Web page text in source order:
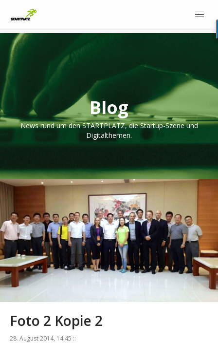
Blog
News rund um den STARTPLATZ, die Startup-Szene und
Digitalthemen.
Foto 2 Kopie 2
28. August 2014, 14:45 ::